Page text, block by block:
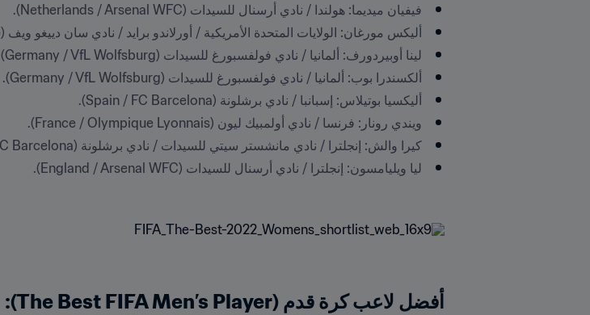
فيفيان ميديما: هولندا / نادي أرسنال للسيدات (Netherlands / Arsenal WFC).
أليكس مورغان: الولايات المتحدة الأمريكية / أورلاندو برايد / نادي سان دييغو ويف (USA / Orlando Pride / San Diego Wave).
لينا أوبيردورف: ألمانيا / نادي فولفسبورغ للسيدات (Germany / VfL Wolfsburg).
ألكسندرا بوب: ألمانيا / نادي فولفسبورغ للسيدات (Germany / VfL Wolfsburg).
أليكسيا بوتيلاس: إسبانبا / نادي برشلونة (Spain / FC Barcelona).
ويندي رونار: فرنسا / نادي أولمبيك ليون (France / Olympique Lyonnais).
كيرا والش: إنجلترا / نادي مانشستر سيتي للسيدات / نادي برشلونة (England / Manchester City WFC / FC Barcelona).
أفضل لاعب كرة قدم (The Best FIFA Men’s Player):